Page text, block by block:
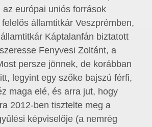
az európai uniós források
államtitkár Veszprémben,
Káptalanfán biztatott
Fenyvesi Zoltánt, a
persze jönnek, de korábban
legyint egy szőke bajszú férfi,
maga elé, és arra jut, hogy
2012-ben tisztelte meg a
képviselője (a nemrég